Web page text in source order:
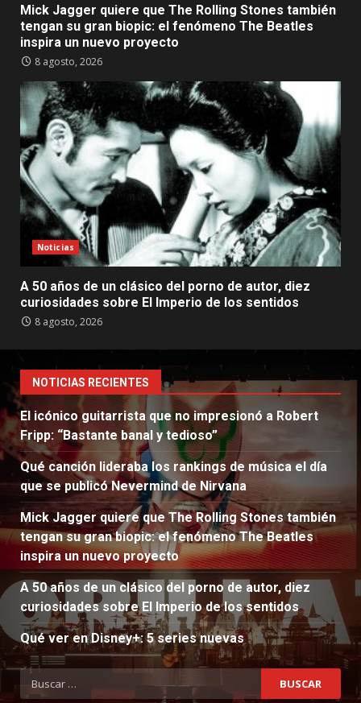
Mick Jagger quiere que The Rolling Stones también
tengan su gran biopic: el fenómeno The Beatles
inspira un nuevo proyecto
8 agosto, 2026
Noticias
A 50 años de un clásico del porno de autor, diez
curiosidades sobre El Imperio de los sentidos
8 agosto, 2026
NOTICIAS RECIENTES
El icónico guitarrista que no impresionó a Robert
Fripp: “Bastante banal y tedioso”
Qué canción lideraba los rankings de música el día
que se publicó Nevermind de Nirvana
Mick Jagger quiere que The Rolling Stones también
tengan su gran biopic: el fenómeno The Beatles
inspira un nuevo proyecto
A 50 años de un clásico del porno de autor, diez
curiosidades sobre El Imperio de los sentidos
Qué ver en Disney+: 5 series nuevas
Buscar: